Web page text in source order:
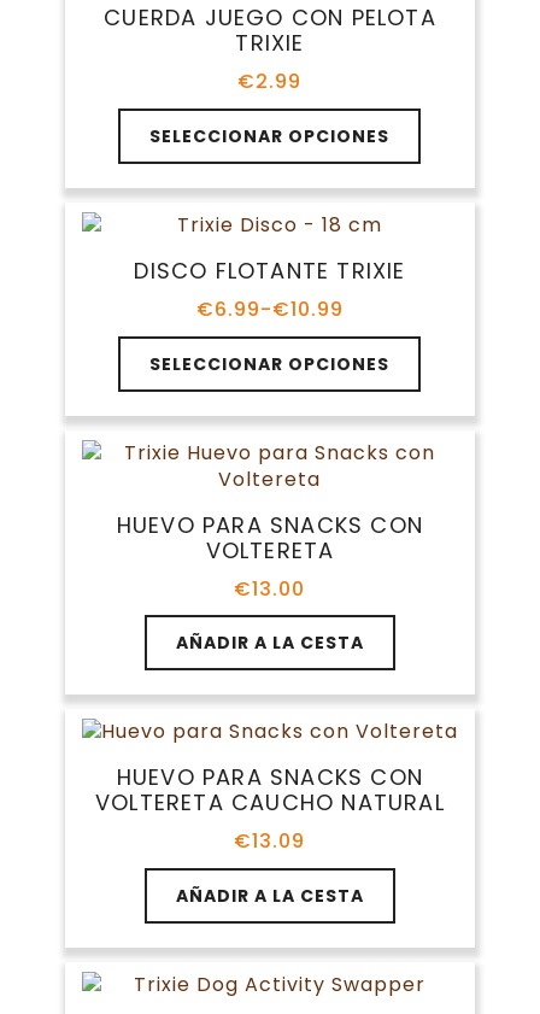
opciones
elegir
la
página
producto
CUERDA JUEGO CON PELOTA
TRIXIE
€2.99
SELECCIONAR OPCIONES
Este
producto
tiene
múltiples
variantes.
opciones
pueden
elegir
en
la
de
DISCO FLOTANTE TRIXIE
€6.99-€10.99
Rango
de
precios:
desde
€6.99
hasta
€10.99
SELECCIONAR OPCIONES
Este
producto
tiene
múltiples
variantes.
se
página
de
HUEVO PARA SNACKS CON
VOLTERETA
€13.00
AÑADIR A LA CESTA
HUEVO PARA SNACKS CON
VOLTERETA CAUCHO NATURAL
€13.09
AÑADIR A LA CESTA